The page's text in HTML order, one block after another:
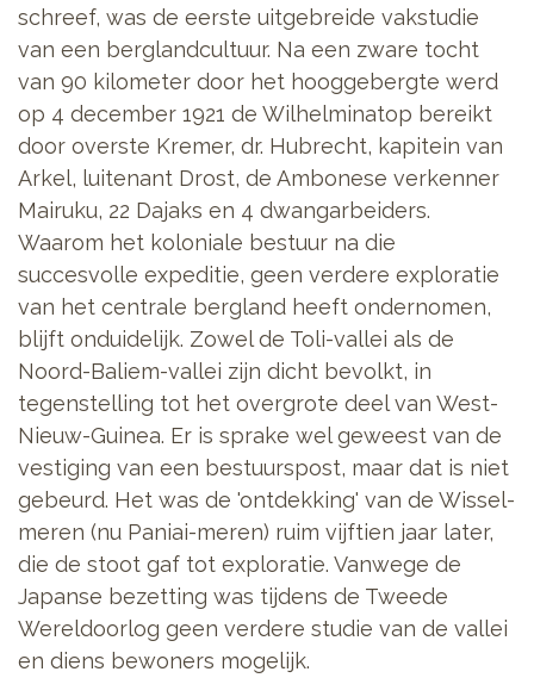
schreef, was de eerste uitgebreide vakstudie
van een berglandcultuur. Na een zware tocht
van 90 kilometer door het hooggebergte werd
op 4 december 1921 de Wilhelminatop bereikt
door overste Kremer, dr. Hubrecht, kapitein van
Arkel, luitenant Drost, de Ambonese verkenner
Mairuku, 22 Dajaks en 4 dwangarbeiders.
Waarom het koloniale bestuur na die
succesvolle expeditie, geen verdere exploratie
van het centrale bergland heeft ondernomen,
blijft onduidelijk. Zowel de Toli-vallei als de
Noord-Baliem-vallei zijn dicht bevolkt, in
tegenstelling tot het overgrote deel van West-
Nieuw-Guinea. Er is sprake wel geweest van de
vestiging van een bestuurspost, maar dat is niet
gebeurd. Het was de 'ontdekking' van de Wissel-
meren (nu Paniai-meren) ruim vijftien jaar later,
die de stoot gaf tot exploratie. Vanwege de
Japanse bezetting was tijdens de Tweede
Wereldoorlog geen verdere studie van de vallei
en diens bewoners mogelijk.